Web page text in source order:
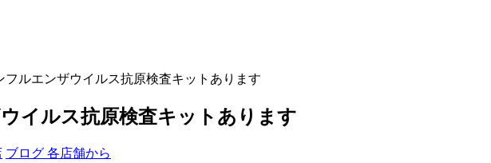
フルエンザウイルス抗原検査キットあります
イルス抗原検査キットあります
ブログ 各店舗から